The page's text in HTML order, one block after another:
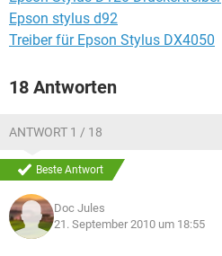
Epson stylus d92
Treiber für Epson Stylus DX4050
18 Antworten
ANTWORT 1 / 18
Beste Antwort
Doc Jules
21. September 2010 um 18:55